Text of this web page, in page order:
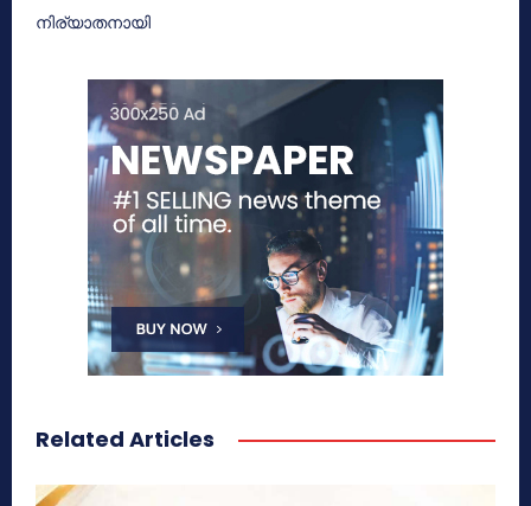
നിര്യാതനായി
Related Articles